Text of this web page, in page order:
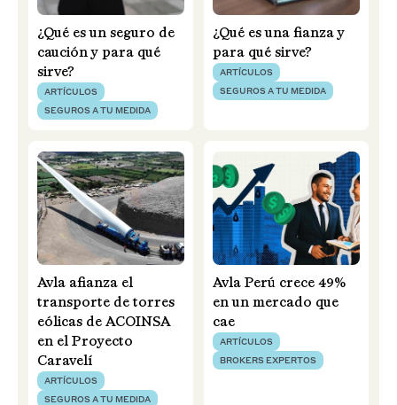
¿Qué es un seguro de
caución y para qué
sirve?
ARTÍCULOS
SEGUROS A TU MEDIDA
¿Qué es una fianza y
para qué sirve?
ARTÍCULOS
SEGUROS A TU MEDIDA
Avla afianza el
transporte de torres
eólicas de ACOINSA
en el Proyecto
Caravelí
ARTÍCULOS
SEGUROS A TU MEDIDA
Avla Perú crece 49%
en un mercado que
cae
ARTÍCULOS
BROKERS EXPERTOS